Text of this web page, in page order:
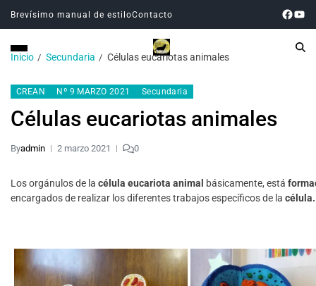
Brevísimo manual de estiloContacto
Inicio Secundaria Células eucariotas animales
CREAN Nº 9 MARZO 2021 Secundaria
Células eucariotas animales
Byadmin 2 marzo 2021 0
Los orgánulos de la célula eucariota animal básicamente, está
encargados de realizar los diferentes trabajos específicos de la